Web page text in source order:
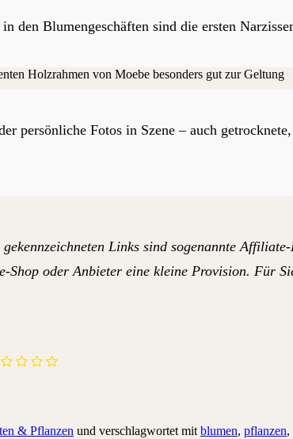
den Blumengeschäften sind die ersten
persönliche Fotos in Szene – auch
Links sind sogenannte
Shop oder Anbieter eine kleine Provision. Für
& Pflanzen und verschlagwortet mit blumen, pflanzen,